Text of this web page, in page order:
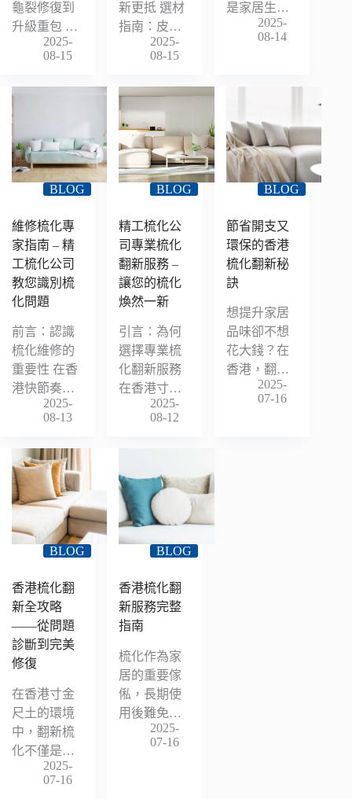
龜裂修復到
升級重包 …
2025-
08-15
新更抵 選材
指南：皮…
2025-
08-15
是家居生…
2025-
08-14
BLOG
維修梳化專
家指南 – 精
工梳化公司
教您識別梳
化問題
前言：認識
梳化維修的
重要性 在香
港快節奏…
2025-
08-13
BLOG
精工梳化公
司專業梳化
翻新服務 –
讓您的梳化
煥然一新
引言：為何
選擇專業梳
化翻新服務
在香港寸…
2025-
08-12
BLOG
節省開支又
環保的香港
梳化翻新秘
訣
想提升家居
品味卻不想
花大錢？在
香港，翻…
2025-
07-16
BLOG
香港梳化翻
新全攻略
——從問題
診斷到完美
修復
在香港寸金
尺土的環境
中，翻新梳
化不僅是…
2025-
07-16
BLOG
香港梳化翻
新服務完整
指南
梳化作為家
居的重要傢
俬，長期使
用後難免…
2025-
07-16